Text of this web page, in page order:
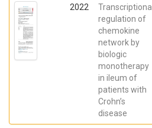
2022
Transcriptional
regulation of
chemokine
network by
biologic
monotherapy
in ileum of
patients with
Crohn’s
disease